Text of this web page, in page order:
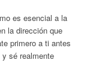
es esencial a la
la dirección que
primero a ti antes
sé realmente